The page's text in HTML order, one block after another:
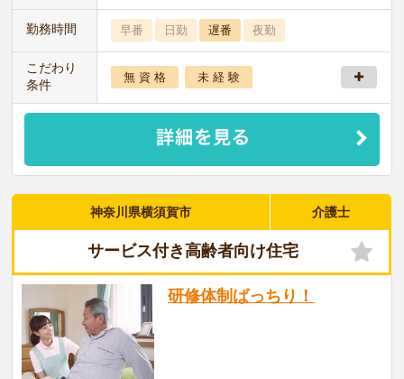
勤務時間 早番 日勤 遅番 夜勤
こだわり
条件
無 資 格 未 経 験
神奈川県横須賀市 介護士
サービス付き高齢者向け住宅
研修体制ばっちり！